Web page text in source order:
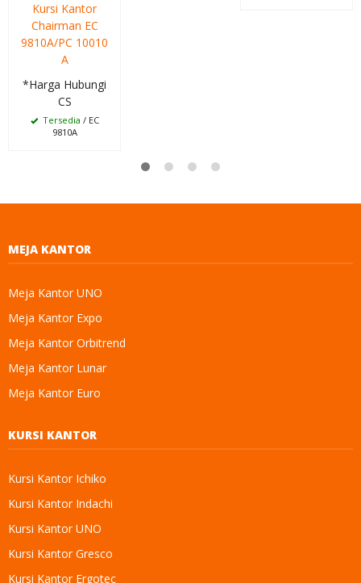
Kursi Kantor
Chairman EC
9810A/PC 10010
A
*Harga Hubungi
CS
Tersedia / EC
9810A
MEJA KANTOR
Meja Kantor UNO
Meja Kantor Expo
Meja Kantor Orbitrend
Meja Kantor Lunar
Meja Kantor Euro
KURSI KANTOR
Kursi Kantor Ichiko
Kursi Kantor Indachi
Kursi Kantor UNO
Kursi Kantor Gresco
Kursi Kantor Ergotec